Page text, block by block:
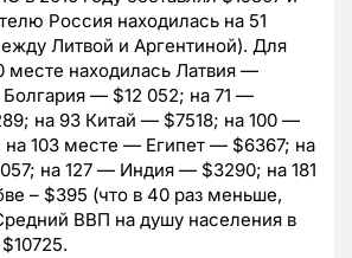
Россия находилась на 51
Литвой и Аргентиной). Для
месте находилась Латвия —
— $12 052; на 71 —
на 93 Китай — $7518; на 100 —
на 103 месте — Египет — $6367; на
на 127 — Индия — $3290; на 181
– $395 (что в 40 раз меньше,
ВВП на душу населения в